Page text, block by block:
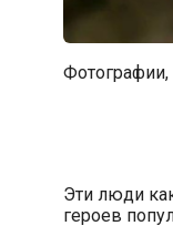
Эти люди
героев